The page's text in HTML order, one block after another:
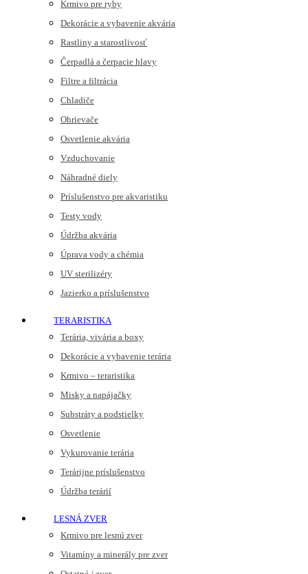
Krmivo pre ryby
Dekorácie a vybavenie akvária
Rastliny a starostlivosť
Čerpadlá a čerpacie hlavy
Filtre a filtrácia
Chladiče
Ohrievače
Osvetlenie akvária
Vzduchovanie
Náhradné diely
Príslušenstvo pre akvaristiku
Testy vody
Údržba akvária
Úprava vody a chémia
UV sterilizéry
Jazierko a príslušenstvo
TERARISTIKA
Terária, vivária a boxy
Dekorácie a vybavenie terária
Krmivo – teraristika
Misky a napájačky
Substráty a podstielky
Osvetlenie
Vykurovanie terária
Terárijne príslušenstvo
Údržba terárií
LESNÁ ZVER
Krmivo pre lesnú zver
Vitamíny a minerály pre zver